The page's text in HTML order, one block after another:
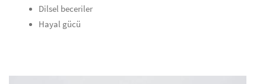
Dilsel beceriler
Hayal gücü